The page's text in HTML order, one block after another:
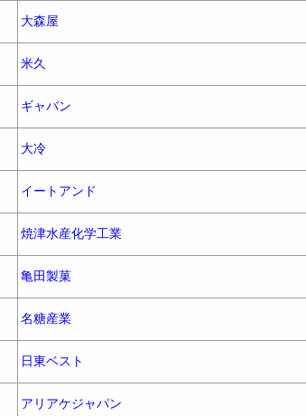
大森屋
米久
ギャバン
大冷
イートアンド
焼津水産化学工業
亀田製菓
名糖産業
日東ベスト
アリアケジャパン